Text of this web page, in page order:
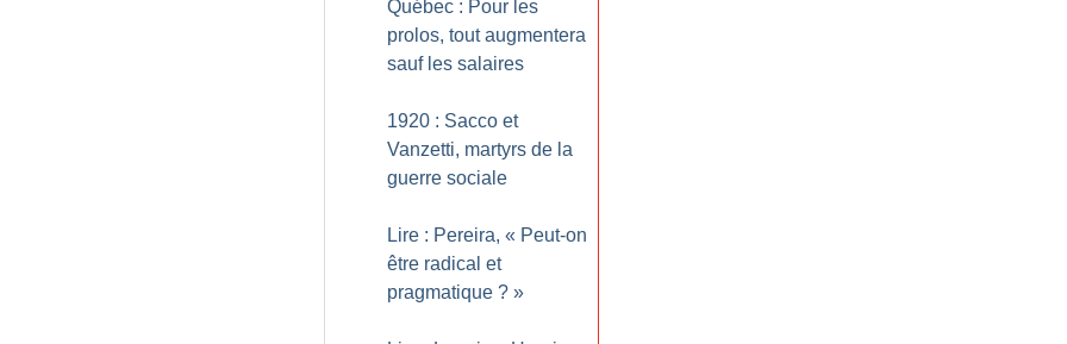
Québec : Pour les
prolos, tout augmentera
sauf les salaires
1920 : Sacco et
Vanzetti, martyrs de la
guerre sociale
Lire : Pereira, « Peut-on
être radical et
pragmatique ? »